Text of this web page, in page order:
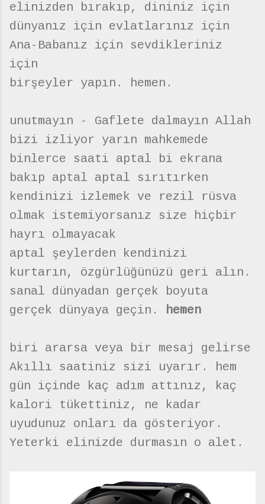
elinizden bırakıp, dininiz için
dünyanız için evlatlarınız için
Ana-Babanız için sevdikleriniz
için
birşeyler yapın. hemen.
unutmayın - Gaflete dalmayın Allah
bizi izliyor yarın mahkemede
binlerce saati aptal bi ekrana
bakıp aptal aptal sırıtırken
kendinizi izlemek ve rezil rüsva
olmak istemiyorsanız size hiçbir
hayrı olmayacak
aptal şeylerden kendinizi
kurtarın, özgürlüğünüzü geri alın.
sanal dünyadan gerçek boyuta
gerçek dünyaya geçin. hemen
biri ararsa veya bir mesaj gelirse
Akıllı saatiniz sizi uyarır. hem
gün içinde kaç adım attınız, kaç
kalori tükettiniz, ne kadar
uyudunuz onları da gösteriyor.
Yeterki elinizde durmasın o alet.